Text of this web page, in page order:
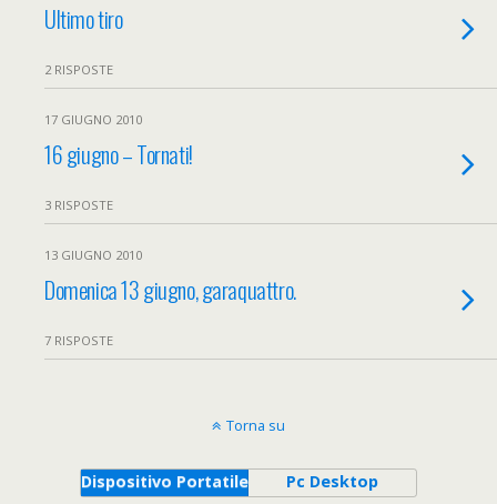
Ultimo tiro
2 RISPOSTE
17 GIUGNO 2010
16 giugno – Tornati!
3 RISPOSTE
13 GIUGNO 2010
Domenica 13 giugno, garaquattro.
7 RISPOSTE
Torna su
Dispositivo Portatile Pc Desktop